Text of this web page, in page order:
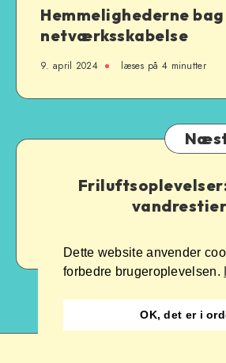
Hemmelighederne
netværksskabelse
9. april 2024 læses på 4 minutter
Dette website anvender
forbedre brugeroplevelsen.
OK, det er i